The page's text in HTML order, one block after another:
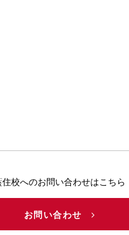
住校へのお問い合わせはこちら
お問い合わせ